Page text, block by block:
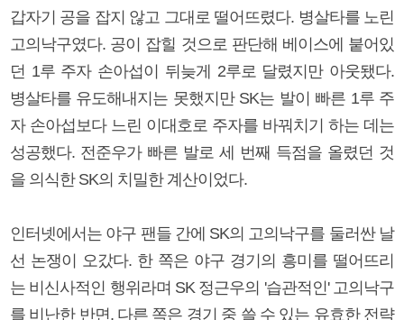
갑자기 공을 잡지 않고 그대로 떨어뜨렸다. 병살타를 노린
고의낙구였다. 공이 잡힐 것으로 판단해 베이스에 붙어있
던 1루 주자 손아섭이 뒤늦게 2루로 달렸지만 아웃됐다.
병살타를 유도해내지는 못했지만 SK는 발이 빠른 1루 주
자 손아섭보다 느린 이대호로 주자를 바꿔치기 하는 데는
성공했다. 전준우가 빠른 발로 세 번째 득점을 올렸던 것
을 의식한 SK의 치밀한 계산이었다.
인터넷에서는 야구 팬들 간에 SK의 고의낙구를 둘러싼 날
선 논쟁이 오갔다. 한 쪽은 야구 경기의 흥미를 떨어뜨리
는 비신사적인 행위라며 SK 정근우의 '습관적인' 고의낙구
를 비난한 반면, 다른 쪽은 경기 중 쓸 수 있는 유효한 전략